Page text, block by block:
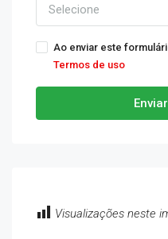
Selecione
Ao enviar este
Termos de uso
Visualizações neste